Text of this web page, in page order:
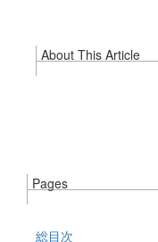
About This Article
Pages
総目次